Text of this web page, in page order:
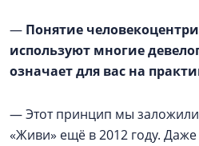
— Понятие
используют многие
означает для вас на
— Этот принцип мы
«Живи» ещё в 2012 году.